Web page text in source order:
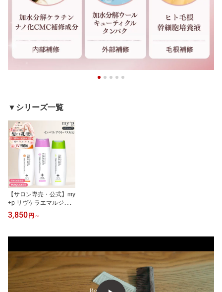
▼シリーズ一覧
【サロン専売・公式】my
+p リヴケラエマルジョ
ン 美容師推奨 ヘアミル
ク エマルジョン 洗い流
髪質改善 香り全3種 150
ダメージや強い冷房の乾
3,850 円 ～